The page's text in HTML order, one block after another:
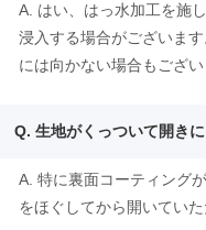
A. はい、はっ水加工を施
浸入する場合がございま
には向かない場合もござい
Q. 生地がくっついて開き
A. 特に裏面コーティング
をほぐしてから開いてい